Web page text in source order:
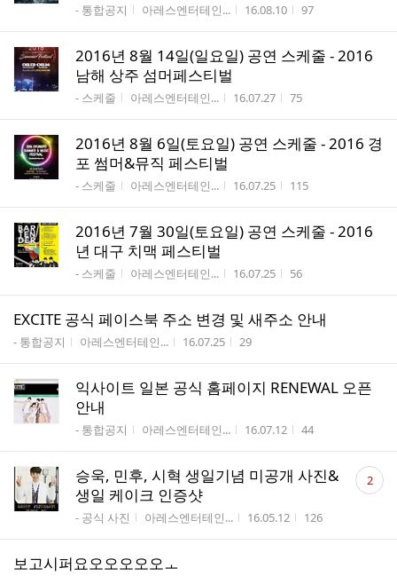
게시판명
- 통합공지 작성자
아레스엔터테인... 작성시간
16.08.10 조회수
97
2016년 8월 14일(일요일) 공연 스케줄 - 2016
남해 상주 섬머페스티벌
게시판명
- 스케줄 작성자
아레스엔터테인... 작성시간
16.07.27 조회수
75
2016년 8월 6일(토요일) 공연 스케줄 - 2016 경
포 썸머&뮤직 페스티벌
게시판명
- 스케줄 작성자
아레스엔터테인... 작성시간
16.07.25 조회수
115
2016년 7월 30일(토요일) 공연 스케줄 - 2016
년 대구 치맥 페스티벌
게시판명
- 스케줄 작성자
아레스엔터테인... 작성시간
16.07.25 조회수
56
EXCITE 공식 페이스북 주소 변경 및 새주소 안내
게시판명
- 통합공지 작성자
아레스엔터테인... 작성시간
16.07.25 조회수
29
익사이트 일본 공식 홈페이지 RENEWAL 오픈
안내
게시판명
- 통합공지 작성자
아레스엔터테인... 작성시간
16.07.12 조회수
44
승욱, 민후, 시혁 생일기념 미공개 사진&
생일 케이크 인증샷
게시판명
- 공식 사진 작성자
아레스엔터테인... 작성시간
16.05.12 조회수
126
댓
글 2
보고시퍼요오오오오오ㅗ